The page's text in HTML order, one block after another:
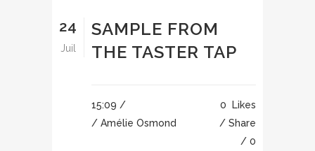
24
Juil
SAMPLE FROM
THE TASTER TAP
15:09 /
/ Amélie Osmond
0
Likes
Share
0